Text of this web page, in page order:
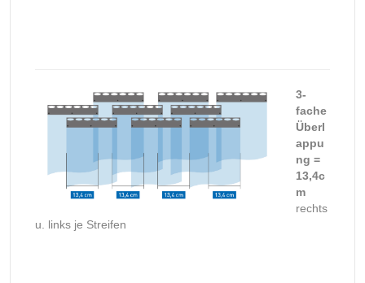
3-
fache
Überl
appu
ng =
13,4c
m
rechts
u. links je Streifen